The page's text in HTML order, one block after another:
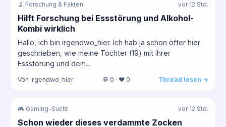
🔬 Forschung & Fakten vor 12 Std.
Hilft Forschung bei Essstörung und Alkohol-
Kombi wirklich
Hallo, ich bin irgendwo_hier. Ich hab ja schon öfter hier
geschrieben, wie meine Tochter (19) mit ihrer
Essstörung und dem...
Von irgendwo_hier 💬 0 · ❤️ 0 Thread lesen →
🎮 Gaming-Sucht vor 12 Std.
Schon wieder dieses verdammte Zocken